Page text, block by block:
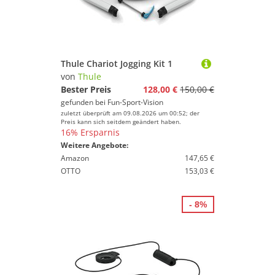
Thule Chariot Jogging Kit 1
von Thule
Bester Preis
128,00 € 150,00 €
gefunden bei Fun-Sport-Vision
zuletzt überprüft am 09.08.2026 um 00:52; der
Preis kann sich seitdem geändert haben.
16% Ersparnis
Weitere Angebote:
Amazon
147,65 €
OTTO
153,03 €
- 8%